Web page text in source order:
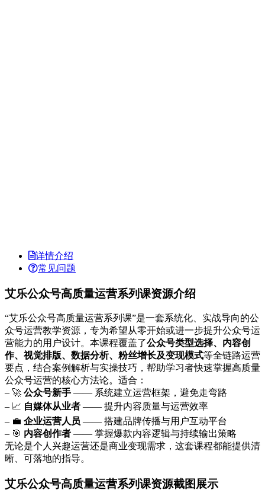
详情介绍
常见问题
艾乐公众号高质量运营系列课资源介绍
“艾乐公众号高质量运营系列课”是一套系统化、实战导向的公
众号运营教学资源，专为希望从零开始或进一步提升公众号运
营能力的用户设计。本课程覆盖了公众号类型选择、内容创
作、视觉排版、数据分析、粉丝增长及变现模式等全链路运营
要点，结合案例解析与实操技巧，帮助学习者快速掌握高质量
公众号运营的核心方法论。适合：
– 🚀 公众号新手 —— 系统建立运营框架，避免走弯路
– 📈 自媒体从业者 —— 提升内容质量与运营效率
– 💼 企业运营人员 —— 搭建品牌传播与用户互动平台
– 🎯 内容创作者 —— 掌握爆款内容逻辑与持续输出策略
无论是个人兴趣运营还是商业变现需求，这套课程都能提供清
晰、可落地的指导。
艾乐公众号高质量运营系列课资源截图展示